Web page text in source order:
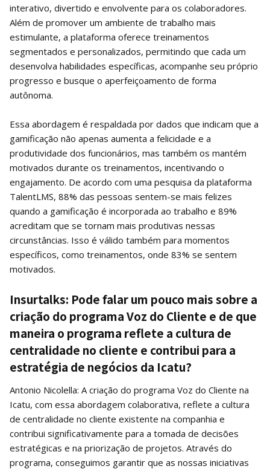
interativo, divertido e envolvente para os colaboradores.
Além de promover um ambiente de trabalho mais
estimulante, a plataforma oferece treinamentos
segmentados e personalizados, permitindo que cada um
desenvolva habilidades específicas, acompanhe seu próprio
progresso e busque o aperfeiçoamento de forma
autônoma.
Essa abordagem é respaldada por dados que indicam que a
gamificação não apenas aumenta a felicidade e a
produtividade dos funcionários, mas também os mantém
motivados durante os treinamentos, incentivando o
engajamento. De acordo com uma pesquisa da plataforma
TalentLMS, 88% das pessoas sentem-se mais felizes
quando a gamificação é incorporada ao trabalho e 89%
acreditam que se tornam mais produtivas nessas
circunstâncias. Isso é válido também para momentos
específicos, como treinamentos, onde 83% se sentem
motivados.
Insurtalks: Pode falar um pouco mais sobre a
criação do programa Voz do Cliente e de que
maneira o programa reflete a cultura de
centralidade no cliente e contribui para a
estratégia de negócios da Icatu?
Antonio Nicolella: A criação do programa Voz do Cliente na
Icatu, com essa abordagem colaborativa, reflete a cultura
de centralidade no cliente existente na companhia e
contribui significativamente para a tomada de decisões
estratégicas e na priorização de projetos. Através do
programa, conseguimos garantir que as nossas iniciativas